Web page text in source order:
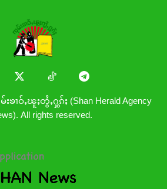
ၶၢဝ်ႇၽူႈတွႆႇႁွၵ်ႈ (Shan Herald Agency
All rights reserved.